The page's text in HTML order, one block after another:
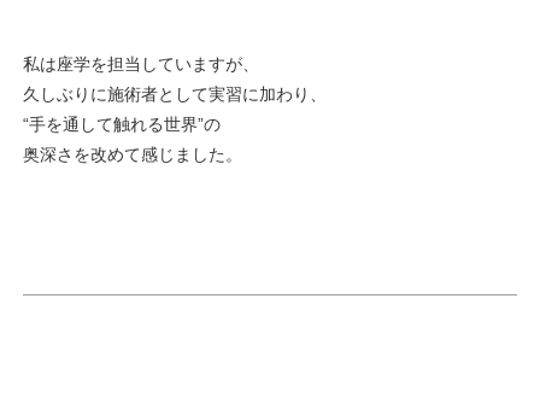
私は座学を担当していますが、
久しぶりに施術者として実習に加わり、
“手を通して触れる世界”の
奥深さを改めて感じました。